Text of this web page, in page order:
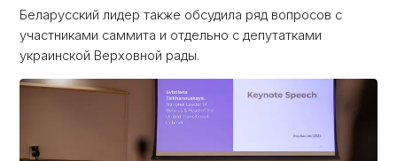
Беларусский лидер также обсудила ряд вопросов с
участниками саммита и отдельно с депутатками
украинской Верховной рады.